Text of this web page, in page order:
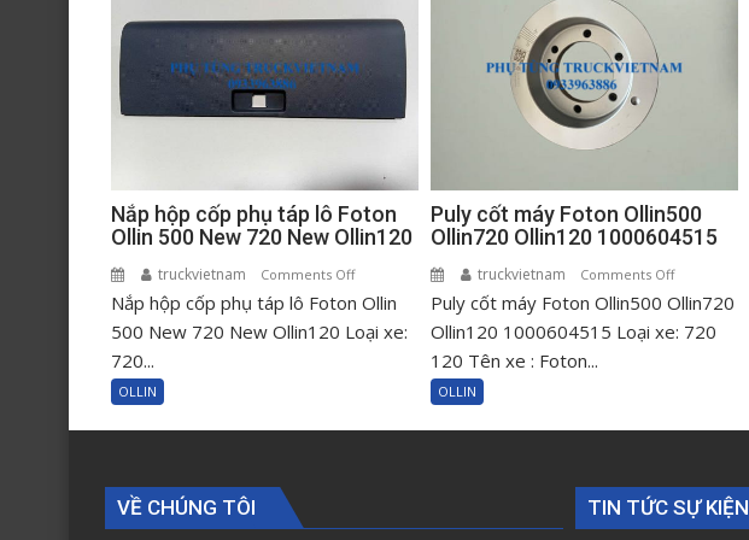
Nắp hộp cốp phụ táp lô Foton
Ollin 500 New 720 New Ollin120
truckvietnam Comments Offon
Nắp
hộp
lô
Nắp hộp cốp phụ táp lô Foton Ollin
500 New 720 New Ollin120 Loại xe:
720...
OLLIN
Puly cốt máy Foton Ollin500
Ollin720 Ollin120 1000604515
truckvietnam Comments Offon
Puly
cốt
Ollin720
1000604515
Puly cốt máy Foton Ollin500 Ollin720
Ollin120 1000604515 Loại xe: 720
120 Tên xe : Foton...
OLLIN
VỀ CHÚNG TÔI TIN TỨC SỰ KIỆN